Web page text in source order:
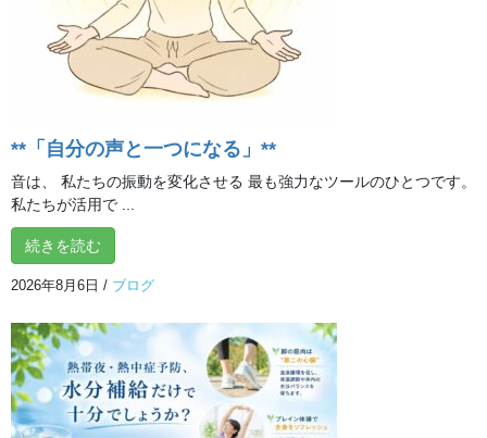
を鍛える必要があります。体力は人生の礎になります。体に力が
わくことで、意欲も高まります。心力は、自分の性格をポジティ
ブな状態へと導き、人生をより高い次元へと導いてくれます。脳
力は、創造力の要となります。社会に役立つ価値を生み出す源泉
健康の創造には、生活習慣を変え、生活の質（QOL）を高めるこ
とも重要です。イルチブレインヨガでは、自分の体質を変えて健
康度をアップし、さらには家族などの周囲の人たちや社会をより
健康的で明るくしていくことを目指しています。脳に夢と希望を
吹き込む脳教育をベースとした独自のプログラムにより、体と心
をいきいきとした状態に導き、自信と希望を養っていきます。
9月の「健康サポートキャンペーン」では、通常8,000円の入会金
が4,000円と半額になります。この機会をぜひお見逃しなく！
所沢スタジオでお待ちしております！
**「自分の声と一つになる」**
音は、 私たちの振動を変化させる 最も強力なツールのひとつです。
私たちが活用で ...
続きを読む
2026年8月6日 / ブログ